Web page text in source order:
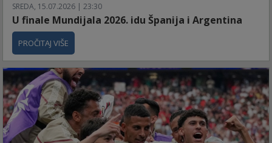
SREDA, 15.07.2026 | 23:30
U finale Mundijala 2026. idu Španija i Argentina
PROČITAJ VIŠE